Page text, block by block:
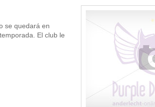
se quedará en
El club le